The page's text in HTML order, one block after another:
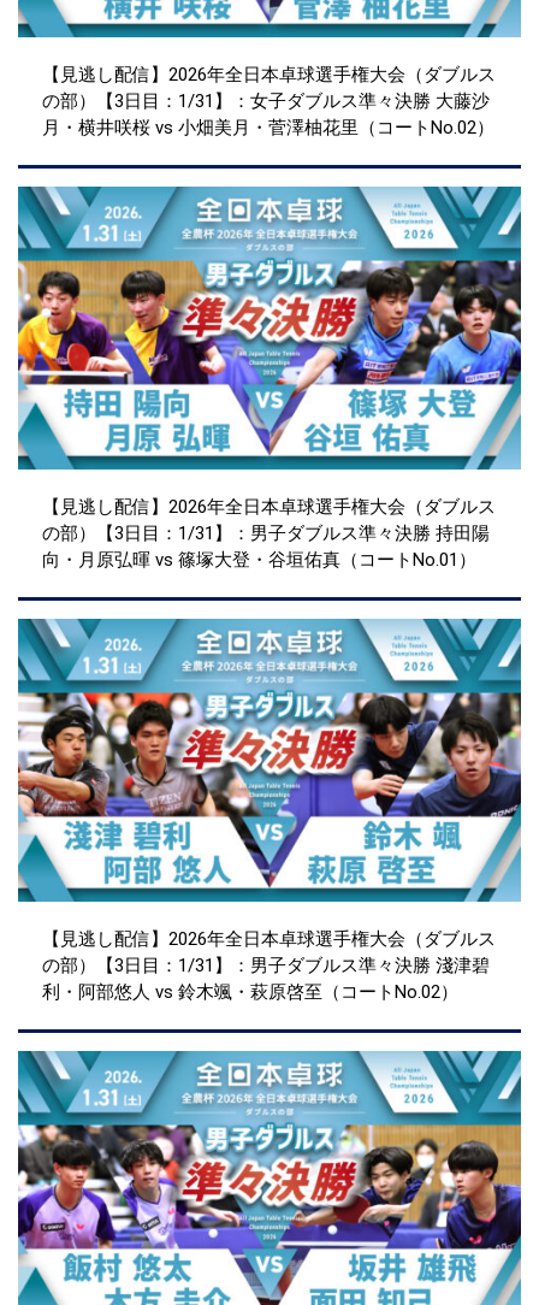
【見逃し配信】2026年全日本卓球選手権大会（ダブルス
の部）【3日目：1/31】：女子ダブルス準々決勝 大藤沙
月・横井咲桜 vs 小畑美月・菅澤柚花里（コートNo.02）
【見逃し配信】2026年全日本卓球選手権大会（ダブルス
の部）【3日目：1/31】：男子ダブルス準々決勝 持田陽
向・月原弘暉 vs 篠塚大登・谷垣佑真（コートNo.01）
【見逃し配信】2026年全日本卓球選手権大会（ダブルス
の部）【3日目：1/31】：男子ダブルス準々決勝 淺津碧
利・阿部悠人 vs 鈴木颯・萩原啓至（コートNo.02）